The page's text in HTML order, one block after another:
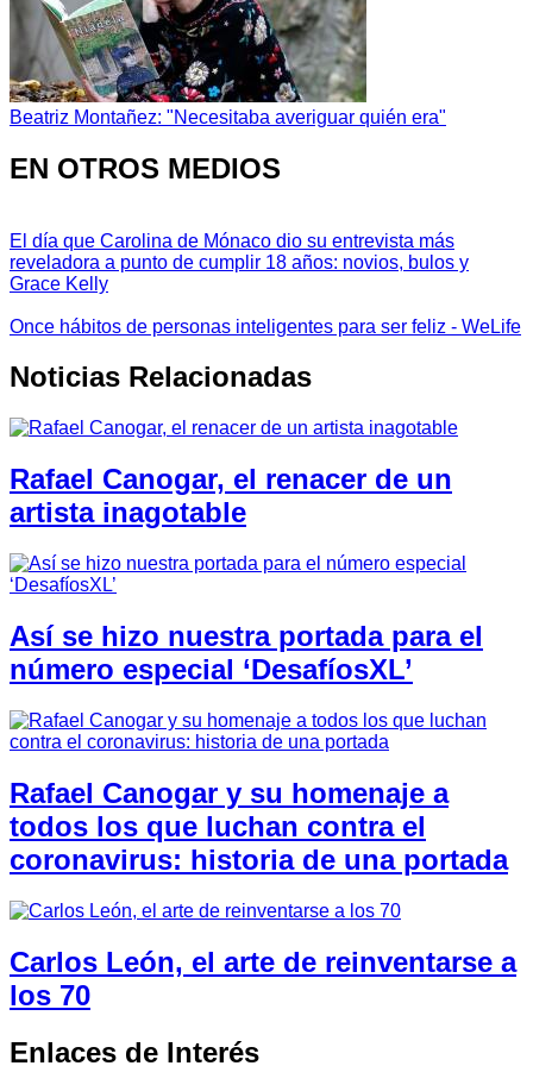
Beatriz Montañez: "Necesitaba averiguar quién era"
EN OTROS MEDIOS
El día que Carolina de Mónaco dio su entrevista más
reveladora a punto de cumplir 18 años: novios, bulos y
Grace Kelly
Once hábitos de personas inteligentes para ser feliz - WeLife
Noticias Relacionadas
Rafael Canogar, el renacer de un
artista inagotable
Así se hizo nuestra portada para el
número especial ‘DesafíosXL’
Rafael Canogar y su homenaje a
todos los que luchan contra el
coronavirus: historia de una portada
Carlos León, el arte de reinventarse a
los 70
Enlaces de Interés